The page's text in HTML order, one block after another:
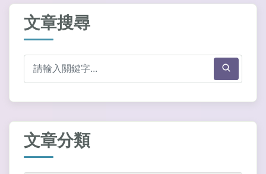
文章搜尋
文章分類